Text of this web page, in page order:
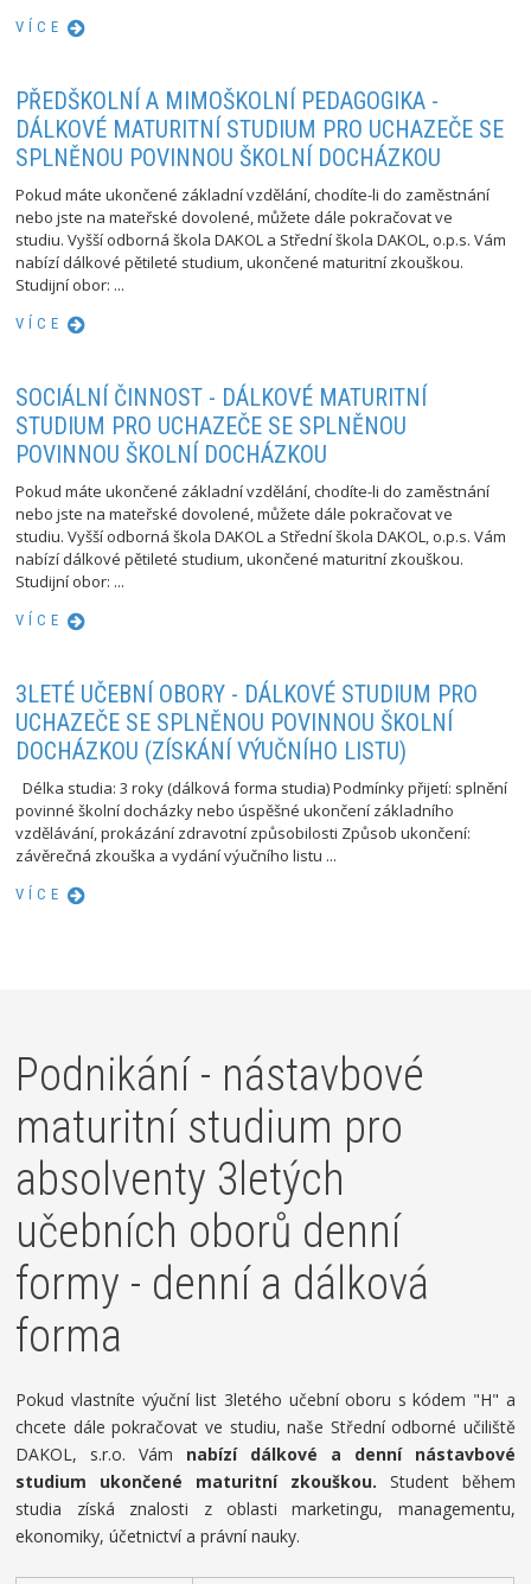
VÍCE
PŘEDŠKOLNÍ A MIMOŠKOLNÍ PEDAGOGIKA -
DÁLKOVÉ MATURITNÍ STUDIUM PRO UCHAZEČE SE
SPLNĚNOU POVINNOU ŠKOLNÍ DOCHÁZKOU
Pokud máte ukončené základní vzdělání, chodíte-li do zaměstnání
nebo jste na mateřské dovolené, můžete dále pokračovat ve
studiu. Vyšší odborná škola DAKOL a Střední škola DAKOL, o.p.s. Vám
nabízí dálkové pětileté studium, ukončené maturitní zkouškou.
Studijní obor: ...
VÍCE
SOCIÁLNÍ ČINNOST - DÁLKOVÉ MATURITNÍ
STUDIUM PRO UCHAZEČE SE SPLNĚNOU
POVINNOU ŠKOLNÍ DOCHÁZKOU
Pokud máte ukončené základní vzdělání, chodíte-li do zaměstnání
nebo jste na mateřské dovolené, můžete dále pokračovat ve
studiu. Vyšší odborná škola DAKOL a Střední škola DAKOL, o.p.s. Vám
nabízí dálkové pětileté studium, ukončené maturitní zkouškou.
Studijní obor: ...
VÍCE
3LETÉ UČEBNÍ OBORY - DÁLKOVÉ STUDIUM PRO
UCHAZEČE SE SPLNĚNOU POVINNOU ŠKOLNÍ
DOCHÁZKOU (ZÍSKÁNÍ VÝUČNÍHO LISTU)
Délka studia: 3 roky (dálková forma studia) Podmínky přijetí: splnění
povinné školní docházky nebo úspěšné ukončení základního
vzdělávání, prokázání zdravotní způsobilosti Způsob ukončení:
závěrečná zkouška a vydání výučního listu ...
VÍCE
Podnikání - nástavbové
maturitní studium pro
absolventy 3letých
učebních oborů denní
formy - denní a dálková
forma
Pokud vlastníte výuční list 3letého učební oboru s kódem "H" a
chcete dále pokračovat ve studiu, naše Střední odborné učiliště
DAKOL, s.r.o. Vám nabízí dálkové a denní nástavbové
studium ukončené maturitní zkouškou.
Student během
studia získá znalosti z oblasti marketingu, managementu,
ekonomiky, účetnictví a právní nauky.